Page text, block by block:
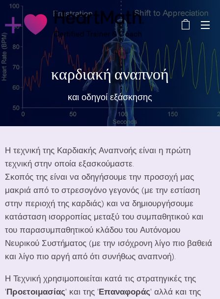
καρδιακή αναπνοή
και οδηγοί εξάσκησης
Η τεχνική της Καρδιακής Αναπνοής είναι η πρώτη
τεχνική στην οποία εξασκούμαστε.
Σκοπός της είναι να οδηγήσουμε την προσοχή μας
μακριά από το στρεσογόνο γεγονός (με την εστίαση
στην περιοχή της καρδιάς) και να δημιουργήσουμε
κατάσταση ισορροπίας μεταξύ του συμπαθητικού και
του παρασυμπαθητικού κλάδου του Αυτόνομου
Νευρικού Συστήματος (με την ισόχρονη λίγο πιο βαθειά
και λίγο πιο αργή από ότι συνήθως αναπνοή).
Η Τεχνική χρησιμοποιείται κατά τις στρατηγικές της
'Προετοιμασίας' και της 'Επαναφοράς' αλλά και της